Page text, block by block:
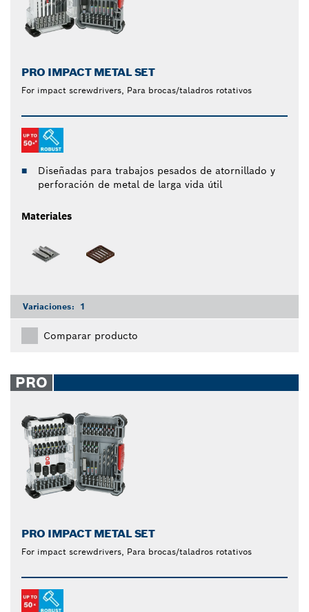
PRO IMPACT METAL SET
For impact screwdrivers, Para brocas/taladros rotativos
Diseñadas para trabajos pesados de atornillado y
perforación de metal de larga vida útil
Materiales
Variaciones: 1
Comparar producto
PRO
PRO IMPACT METAL SET
For impact screwdrivers, Para brocas/taladros rotativos